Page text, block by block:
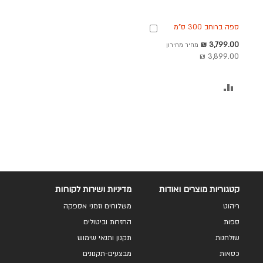
ספה ברוחב 300 ס"מ
מחיר
מבצע
3,799.00 ₪ מחיר מחירון
3,899.00 ₪
הוספה
קטגוריות מוצרים ואודות
ריהוט
ספות
שולחנות
כסאות
מדיניות ושירות לקוחות
משלוחים וזמני אספקה
החזרות וביטולים
תקנון ותנאי שימוש
מבצעים-תקנונים